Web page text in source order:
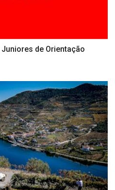
de Orientação